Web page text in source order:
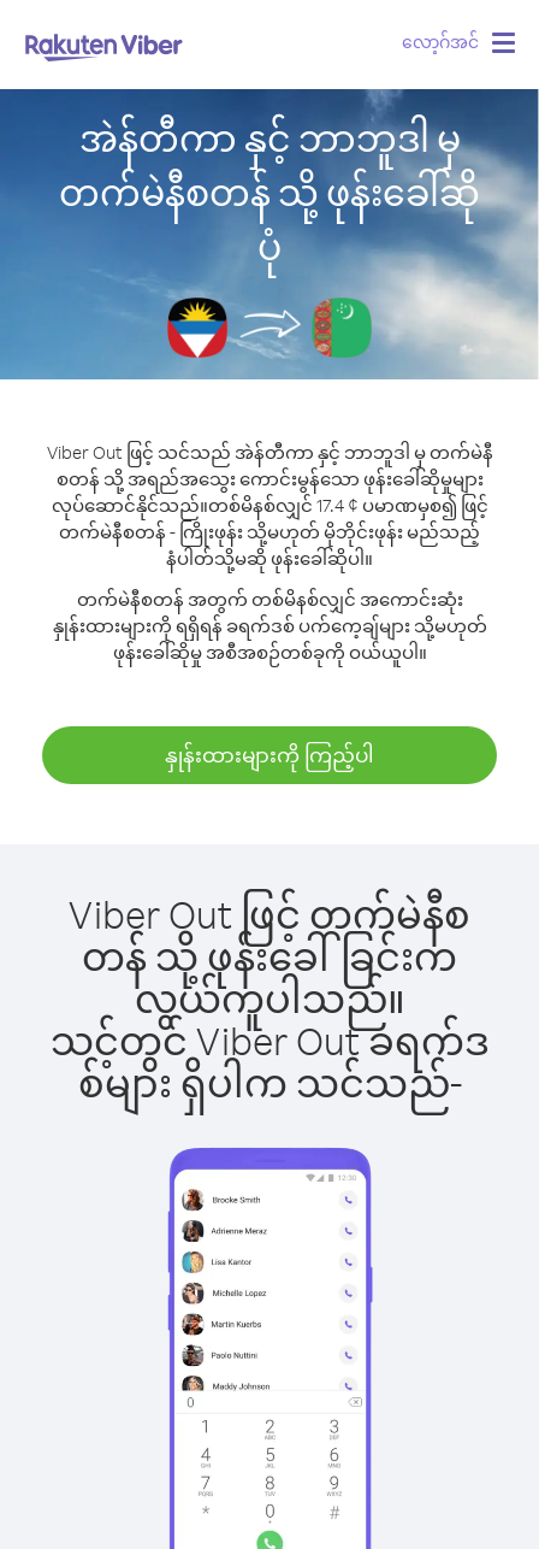
လော့ဂ်အင်
အဲန်တီကာ နှင့် ဘာဘူဒါ မှ
တက်မဲနီစတန် သို့ ဖုန်းခေါ်ဆို
ပုံ
Viber Out ဖြင့် သင်သည် အဲန်တီကာ နှင့် ဘာဘူဒါ မှ တက်မဲနီ
စတန် သို့ အရည်အသွေး ကောင်းမွန်သော ဖုန်းခေါ်ဆိုမှုများ
လုပ်ဆောင်နိုင်သည်။တစ်မိနစ်လျှင် 17.4 ¢ ပမာဏမှစ၍ ဖြင့်
တက်မဲနီစတန် - ကြိုးဖုန်း သို့မဟုတ် မိုဘိုင်းဖုန်း မည်သည့်
နံပါတ်သို့မဆို ဖုန်းခေါ်ဆိုပါ။
တက်မဲနီစတန် အတွက် တစ်မိနစ်လျှင် အကောင်းဆုံး
နှုန်းထားများကို ရရှိရန် ခရက်ဒစ် ပက်ကေ့ချ်များ သို့မဟုတ်
ဖုန်းခေါ်ဆိုမှု အစီအစဉ်တစ်ခုကို ဝယ်ယူပါ။
နှုန်းထားများကို ကြည့်ပါ
Viber Out ဖြင့် တက်မဲနီစ
တန် သို့ ဖုန်းခေါ်ခြင်းက
လွယ်ကူပါသည်။
သင့်တွင် Viber Out ခရက်ဒ
စ်များ ရှိပါက သင်သည်-